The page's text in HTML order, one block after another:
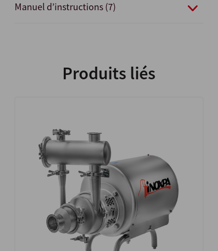
Manuel d’instructions (7)
Produits liés